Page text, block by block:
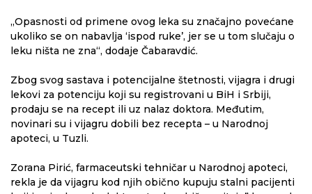
„Opasnosti od primene ovog leka su značajno povećane
ukoliko se on nabavlja ‘ispod ruke’, jer se u tom slučaju o
leku ništa ne zna“, dodaje Čabaravdić.
Zbog svog sastava i potencijalne štetnosti, vijagra i drugi
lekovi za potenciju koji su registrovani u BiH i Srbiji,
prodaju se na recept ili uz nalaz doktora. Međutim,
novinari su i vijagru dobili bez recepta – u Narodnoj
apoteci, u Tuzli.
Zorana Pirić, farmaceutski tehničar u Narodnoj apoteci,
rekla je da vijagru kod njih obično kupuju stalni pacijenti